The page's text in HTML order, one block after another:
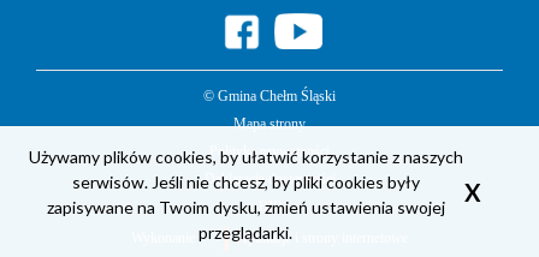
© Gmina Chełm Śląski
Mapa strony
Polityka prywatności
Deklaracja dostępności
BIP
Aplikacje i strony internetowe
Używamy plików cookies, by ułatwić korzystanie z naszych
serwisów. Jeśli nie chcesz, by pliki cookies były
zapisywane na Twoim dysku, zmień ustawienia swojej
przeglądarki.
X